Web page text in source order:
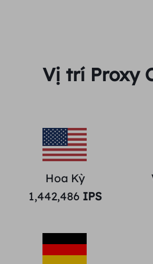
Vị trí Proxy
Hoa Kỳ
1,442,486 IPS